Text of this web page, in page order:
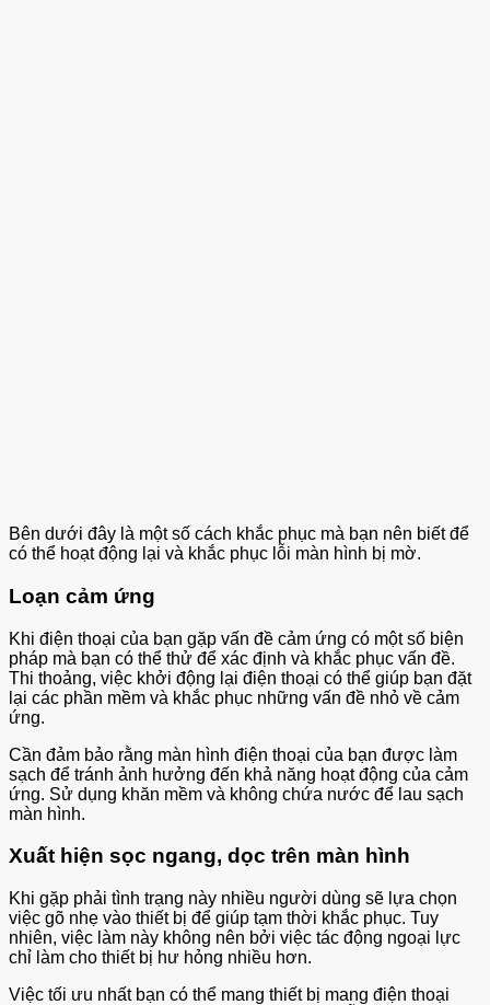
Bên dưới đây là một số cách khắc phục mà bạn nên biết để
có thể hoạt động lại và khắc phục lỗi màn hình bị mờ.
Loạn cảm ứng
Khi điện thoại của bạn gặp vấn đề cảm ứng có một số biện
pháp mà bạn có thể thử để xác định và khắc phục vấn đề.
Thi thoảng, việc khởi động lại điện thoại có thể giúp bạn đặt
lại các phần mềm và khắc phục những vấn đề nhỏ về cảm
ứng.
Cần đảm bảo rằng màn hình điện thoại của bạn được làm
sạch để tránh ảnh hưởng đến khả năng hoạt động của cảm
ứng. Sử dụng khăn mềm và không chứa nước để lau sạch
màn hình.
Xuất hiện sọc ngang, dọc trên màn hình
Khi gặp phải tình trạng này nhiều người dùng sẽ lựa chọn
việc gõ nhẹ vào thiết bị để giúp tạm thời khắc phục. Tuy
nhiên, việc làm này không nên bởi việc tác động ngoại lực
chỉ làm cho thiết bị hư hỏng nhiều hơn.
Việc tối ưu nhất bạn có thể mang thiết bị mang điện thoại